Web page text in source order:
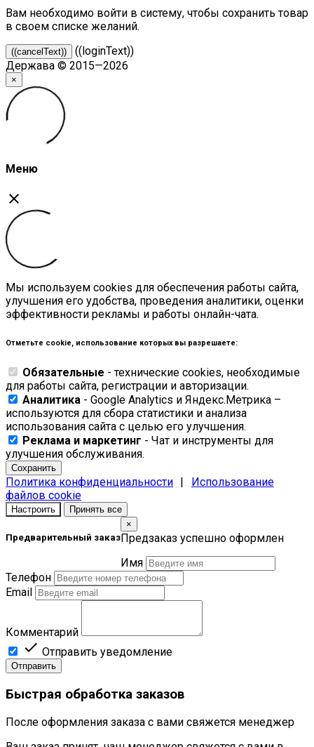
Вам необходимо войти в систему, чтобы сохранить товар
в своем списке желаний.
((cancelText))
((loginText))
Держава © 2015—2026
×
Меню
close
Мы используем cookies для обеспечения работы сайта,
улучшения его удобства, проведения аналитики, оценки
эффективности рекламы и работы онлайн-чата.
Отметьте cookie, использование которых вы разрешаете:
Обязательные - технические cookies, необходимые
для работы сайта, регистрации и авторизации.
Аналитика - Google Analytics и Яндекс.Метрика –
используются для сбора статистики и анализа
использования сайта с целью его улучшения.
Реклама и маркетинг - Чат и инструменты для
улучшения обслуживания.
Сохранить
Политика конфиденциальности
Использование
файлов cookie
Настроить Принять все
Предварительный заказ
×
Предзаказ успешно оформлен
Имя
Телефон
Email
Комментарий
 Отправить уведомление
Отправить
Быстрая обработка заказов
После оформления заказа с вами свяжется менеджер